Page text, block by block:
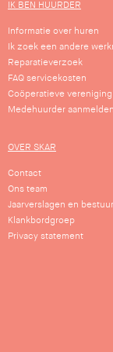
…
bekijk
IK BEN HUURDER
Informatie over huren
Ik zoek een andere
Reparatieverzoek
FAQ servicekosten
Coöperatieve vereniging
Medehuurder aanmelden
OVER SKAR
Contact
Ons team
Jaarverslagen en bestuur
Klankbordgroep
Privacy statement